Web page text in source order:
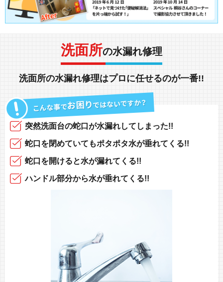
洗面所の水漏れ修理
洗面所の水漏れ修理はプロに任せるのが一番!!
突然洗面台の蛇口 が水漏れしてしまった!!
蛇口 を閉めていてもポタポタ水が垂れてくる!!
蛇口 を開けると水が漏れてくる!!
ハンドル部分から水が垂れてくる!!